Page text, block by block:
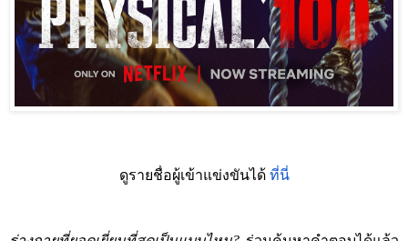
ดูรายชื่อผู้เข้าแข่งขันได้ ที่นี่